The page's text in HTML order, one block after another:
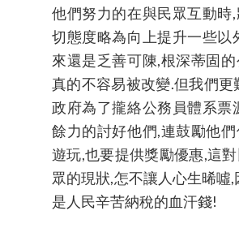
他們努力的在與民眾互動時
切態度略為向上提升一些以
來還是乏善可陳,根深蒂固
真的不容易被改變.但我們更
政府為了攏絡公務員體系票
餘力的討好他們,連鼓勵他
遊玩,也要提供獎勵優惠,這
眾的現狀,怎不讓人心生晞噓
是人民辛苦納稅的血汗錢!